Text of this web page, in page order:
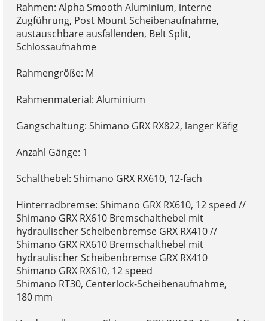
Rahmen: Alpha Smooth Aluminium, interne
Zugführung, Post Mount Scheibenaufnahme,
austauschbare ausfallenden, Belt Split,
Schlossaufnahme
Rahmengröße: M
Rahmenmaterial: Aluminium
Gangschaltung: Shimano GRX RX822, langer Käfig
Anzahl Gänge: 1
Schalthebel: Shimano GRX RX610, 12-fach
Hinterradbremse: Shimano GRX RX610, 12 speed //
Shimano GRX RX610 Bremschalthebel mit
hydraulischer Scheibenbremse GRX RX410 //
Shimano GRX RX610 Bremschalthebel mit
hydraulischer Scheibenbremse GRX RX410
Shimano GRX RX610, 12 speed
Shimano RT30, Centerlock-Scheibenaufnahme,
180 mm